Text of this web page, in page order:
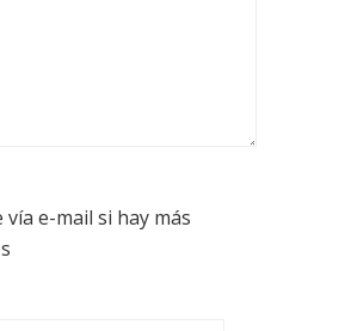
e-mail si hay más